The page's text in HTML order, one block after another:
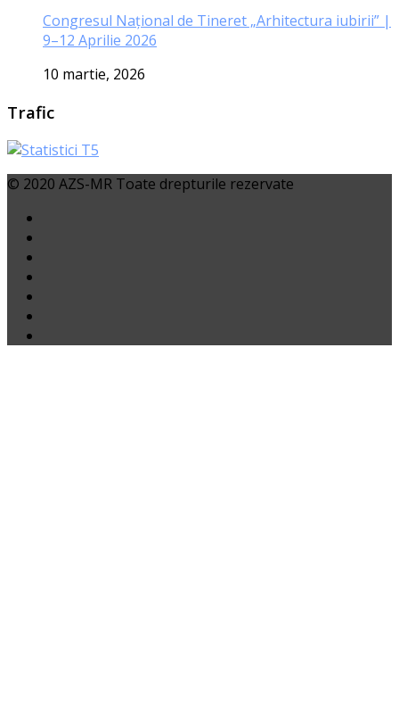
Congresul Național de Tineret „Arhitectura iubirii” |
9–12 Aprilie 2026
10 martie, 2026
Trafic
© 2020 AZS-MR Toate drepturile rezervate